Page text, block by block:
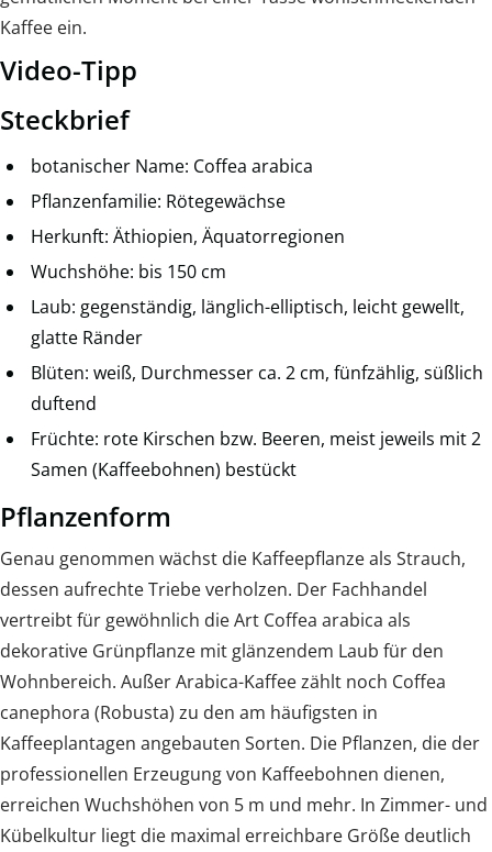
Kaffee ein.
Video-Tipp
Steckbrief
botanischer Name: Coffea arabica
Pflanzenfamilie: Rötegewächse
Herkunft: Äthiopien, Äquatorregionen
Wuchshöhe: bis 150 cm
Laub: gegenständig, länglich-elliptisch, leicht gewellt,
glatte Ränder
Blüten: weiß, Durchmesser ca. 2 cm, fünfzählig, süßlich
duftend
Früchte: rote Kirschen bzw. Beeren, meist jeweils mit 2
Samen (Kaffeebohnen) bestückt
Pflanzenform
Genau genommen wächst die Kaffeepflanze als Strauch,
dessen aufrechte Triebe verholzen. Der Fachhandel
vertreibt für gewöhnlich die Art Coffea arabica als
dekorative Grünpflanze mit glänzendem Laub für den
Wohnbereich. Außer Arabica-Kaffee zählt noch Coffea
canephora (Robusta) zu den am häufigsten in
Kaffeeplantagen angebauten Sorten. Die Pflanzen, die der
professionellen Erzeugung von Kaffeebohnen dienen,
erreichen Wuchshöhen von 5 m und mehr. In Zimmer- und
Kübelkultur liegt die maximal erreichbare Größe deutlich